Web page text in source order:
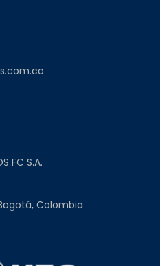
FC S.A.
Colombia